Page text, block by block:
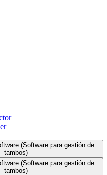
(Software para gestión de
tambos)
(Software para gestión de
tambos)